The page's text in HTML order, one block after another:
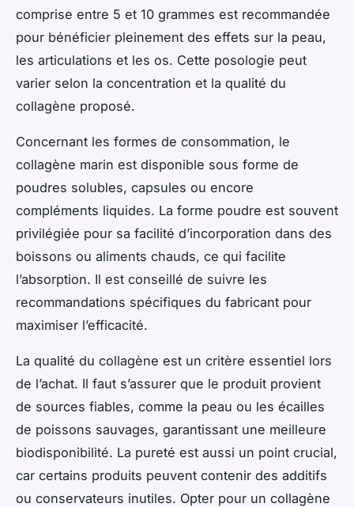
comprise entre 5 et 10 grammes est recommandée
pour bénéficier pleinement des effets sur la peau,
les articulations et les os. Cette posologie peut
varier selon la concentration et la qualité du
collagène proposé.
Concernant les formes de consommation, le
collagène marin est disponible sous forme de
poudres solubles, capsules ou encore
compléments liquides. La forme poudre est souvent
privilégiée pour sa facilité d’incorporation dans des
boissons ou aliments chauds, ce qui facilite
l’absorption. Il est conseillé de suivre les
recommandations spécifiques du fabricant pour
maximiser l’efficacité.
La qualité du collagène est un critère essentiel lors
de l’achat. Il faut s’assurer que le produit provient
de sources fiables, comme la peau ou les écailles
de poissons sauvages, garantissant une meilleure
biodisponibilité. La pureté est aussi un point crucial,
car certains produits peuvent contenir des additifs
ou conservateurs inutiles. Opter pour un collagène